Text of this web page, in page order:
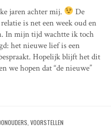
jaren achter mij.
De
is net een week oud en
In mijn tijd wachtte ik toch
het nieuwe lief is een
Hopelijk blijft het dit
we hopen dat “de nieuwe”
,VOORSTELLEN